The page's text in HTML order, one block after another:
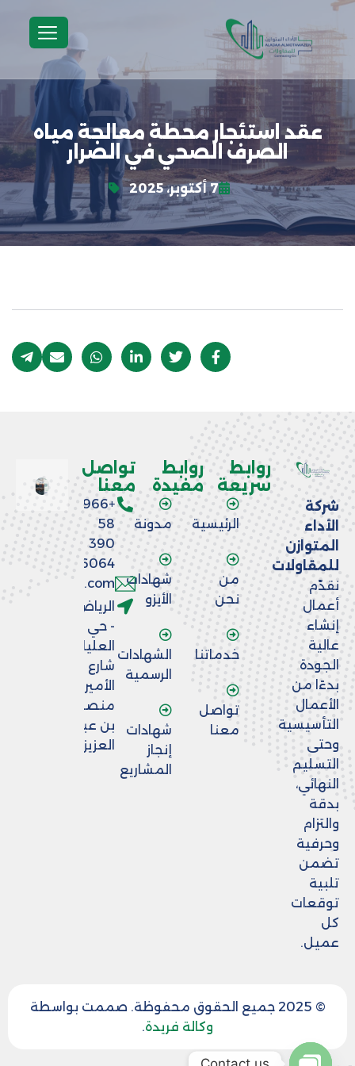
عقد استئجار محطة معالجة مياه
الصرف الصحي في الصرار
7 أكتوبر، 2025
شركة
الأداء
المتوازن
للمقاولات
نقدّم
أعمال
إنشاء
عالية
الجودة
بدءًا من
الأعمال
التأسيسية
وحتى
التسليم
النهائي،
بدقة
والتزام
وحرفية
تضمن
تلبية
توقعات
كل
عميل.
روابط
سريعة
الرئيسية
من
نحن
خدماتنا
تواصل
معنا
روابط
مفيدة
مدونة
شهادات
الأيزو
الشهادات
الرسمية
شهادات
إنجاز
المشاريع
تواصل
معنا
+966
58
390
6064
الرياض
- حي
العليا -
شارع
الأمير
منصور
بن عبد
العزيز
© 2025 جميع الحقوق محفوظة. صممت بواسطة
وكالة فريدة.